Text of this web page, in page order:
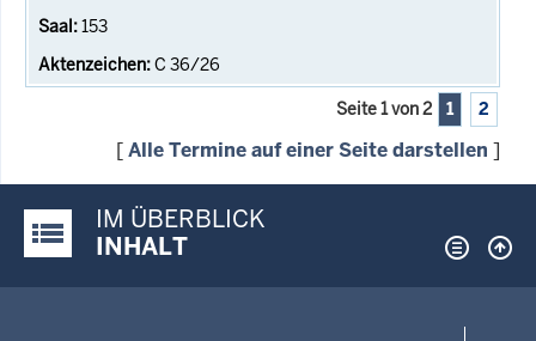
153
C 36/26
Seite 1 von 2 1 2
[Alle Termine auf einer Seite darstellen ]
Justiz-Portal im Überblick:
IM ÜBERBLICK
INHALT